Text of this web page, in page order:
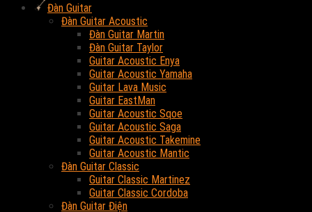
Đàn Guitar
Đàn Guitar Acoustic
Đàn Guitar Martin
Đàn Guitar Taylor
Guitar Acoustic Enya
Guitar Acoustic Yamaha
Guitar Lava Music
Guitar EastMan
Guitar Acoustic Sqoe
Guitar Acoustic Saga
Guitar Acoustic Takemine
Guitar Acoustic Mantic
Đàn Guitar Classic
Guitar Classic Martinez
Guitar Classic Cordoba
Đàn Guitar Điện